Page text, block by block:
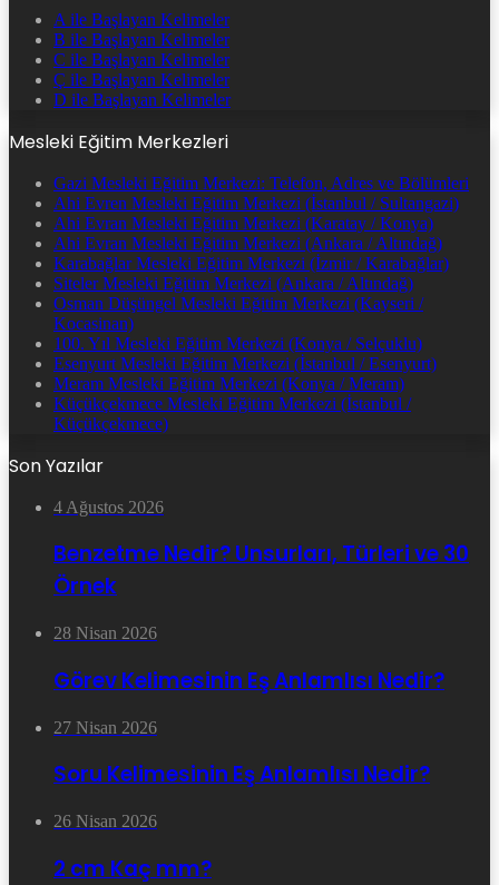
A ile Başlayan Kelimeler
B ile Başlayan Kelimeler
C ile Başlayan Kelimeler
Ç ile Başlayan Kelimeler
D ile Başlayan Kelimeler
Mesleki Eğitim Merkezleri
Gazi Mesleki Eğitim Merkezi: Telefon, Adres ve Bölümleri
Ahi Evren Mesleki Eğitim Merkezi (İstanbul / Sultangazi)
Ahi Evran Mesleki Eğitim Merkezi (Karatay / Konya)
Ahi Evran Mesleki Eğitim Merkezi (Ankara / Altındağ)
Karabağlar Mesleki Eğitim Merkezi (İzmir / Karabağlar)
Siteler Mesleki Eğitim Merkezi (Ankara / Altındağ)
Osman Düşüngel Mesleki Eğitim Merkezi (Kayseri /
Kocasinan)
100. Yıl Mesleki Eğitim Merkezi (Konya / Selçuklu)
Esenyurt Mesleki Eğitim Merkezi (İstanbul / Esenyurt)
Meram Mesleki Eğitim Merkezi (Konya / Meram)
Küçükçekmece Mesleki Eğitim Merkezi (İstanbul /
Küçükçekmece)
Son Yazılar
4 Ağustos 2026
Benzetme Nedir? Unsurları, Türleri ve 30
Örnek
28 Nisan 2026
Görev Kelimesinin Eş Anlamlısı Nedir?
27 Nisan 2026
Soru Kelimesinin Eş Anlamlısı Nedir?
26 Nisan 2026
2 cm Kaç mm?